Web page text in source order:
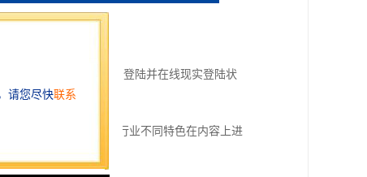
况。职员根据编号上岗登陆并在线现实登陆状
其评价结果也可根据行业不同特色在内容上进
-业务知识。